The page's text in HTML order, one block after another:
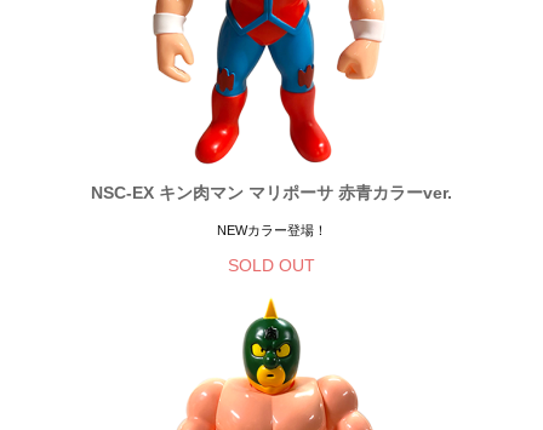
NSC-EX キン肉マン マリポーサ 赤青カラーver.
NEWカラー登場！
SOLD OUT